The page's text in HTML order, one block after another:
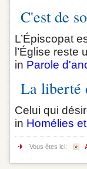
C'est de
L’Épiscopat
l’Église reste
in Parole
La liberté
Celui qui
in Homélies
Vous êtes ici: